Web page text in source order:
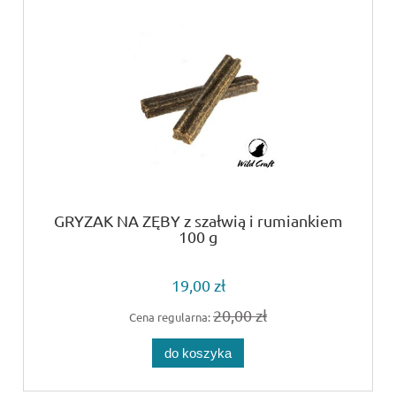
GRYZAK NA ZĘBY z szałwią i rumiankiem
100 g
19,00 zł
Cena regularna:20,00 zł
do koszyka